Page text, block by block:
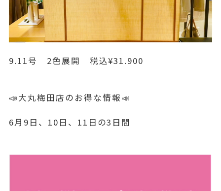
9.11号 2色展開 税込¥31.900
📣大丸梅田店のお得な情報📣
6月9日、10日、11日の3日間